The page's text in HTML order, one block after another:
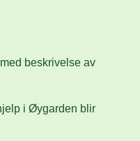
med beskrivelse av
i Øygarden blir